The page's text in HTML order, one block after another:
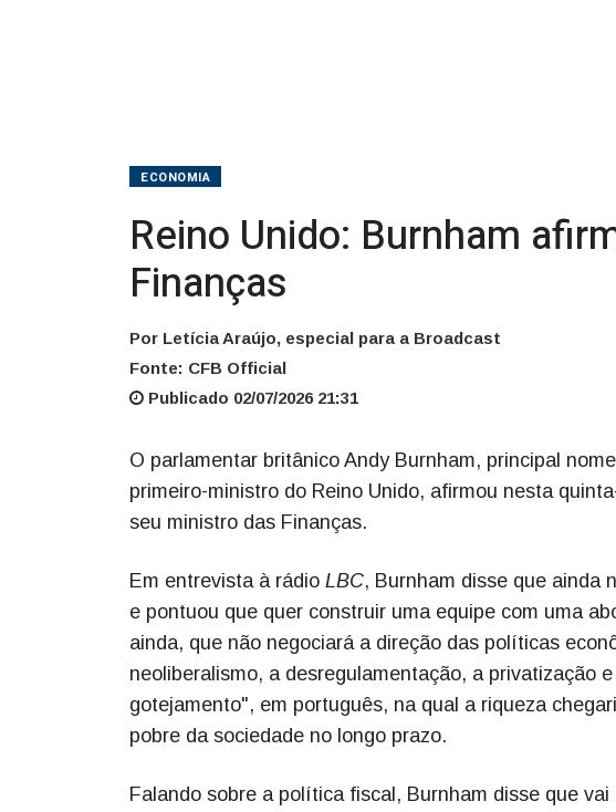
ECONOMIA
Reino Unido: Burnham
Finanças
Por Letícia Araújo, especial para a Broadcast
Fonte: CFB Official
Publicado 02/07/2026 21:31
O parlamentar britânico Andy Burnham, principal
primeiro-ministro do Reino Unido, afirmou nesta
seu ministro das Finanças.
Em entrevista à rádio LBC, Burnham disse que ainda
e pontuou que quer construir uma equipe com uma
ainda, que não negociará a direção das políticas
neoliberalismo, a desregulamentação, a privatização
gotejamento", em português, na qual a riqueza
pobre da sociedade no longo prazo.
Falando sobre a política fiscal, Burnham disse que